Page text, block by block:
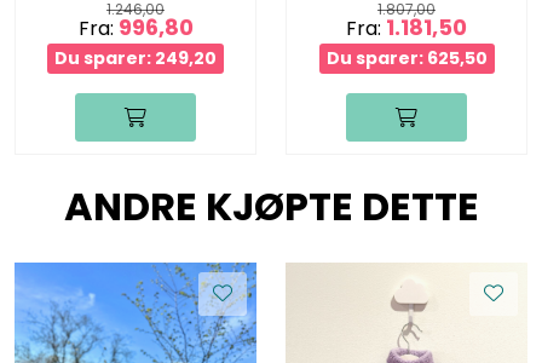
1.246,00
Fra: 996,80
Du sparer: 249,20
1.807,00
Fra: 1.181,50
Du sparer: 625,50
ANDRE KJØPTE DETTE